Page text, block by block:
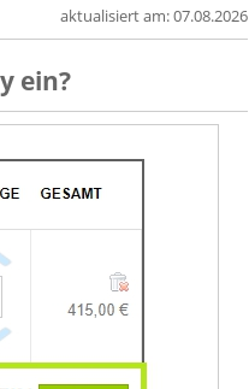
aktualisiert am:07.08.2026
ein?